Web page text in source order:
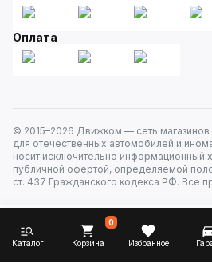
Оплата
© 2015–2026 Движком — сеть магазинов
для отечественных автомобилей и
носит исключительно информационный
публичной офертой, определяемой
ст. 437 Гражданского кодекса РФ. Все
Каталог Корзина
0
Избранное